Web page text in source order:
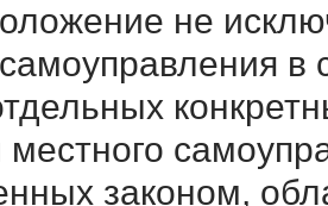
не
в
законом,